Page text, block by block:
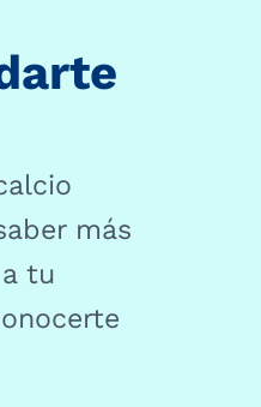
más
tu